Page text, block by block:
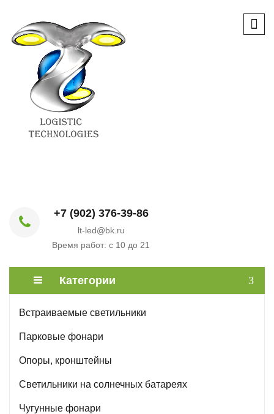
+7 (902) 376-39-86
lt-led@bk.ru
Время работ: с 10 до 21
Категории
Встраиваемые светильники
Парковые фонари
Опоры, кронштейны
Светильники на солнечных батареях
Чугунные фонари